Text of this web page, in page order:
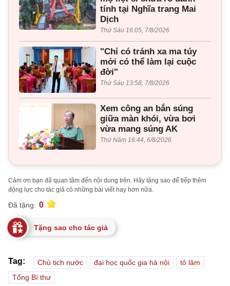
tính tại Nghĩa trang Mai
Dịch
Thứ Sáu 16:05, 7/8/2026
"Chỉ có tránh xa ma túy
mới có thể làm lại cuộc
đời"
Thứ Sáu 13:58, 7/8/2026
Xem công an bắn súng
giữa màn khói, vừa bơi
vừa mang súng AK
Thứ Năm 16:44, 6/8/2026
Cảm ơn bạn đã quan tâm đến nội dung trên. Hãy tặng sao để tiếp thêm
động lực cho tác giả có những bài viết hay hơn nữa.
Đã tặng: 0
Tặng sao cho tác giả
Tag: Chủ tịch nước đại học quốc gia hà nội
tô lâm
Tổng Bí thư